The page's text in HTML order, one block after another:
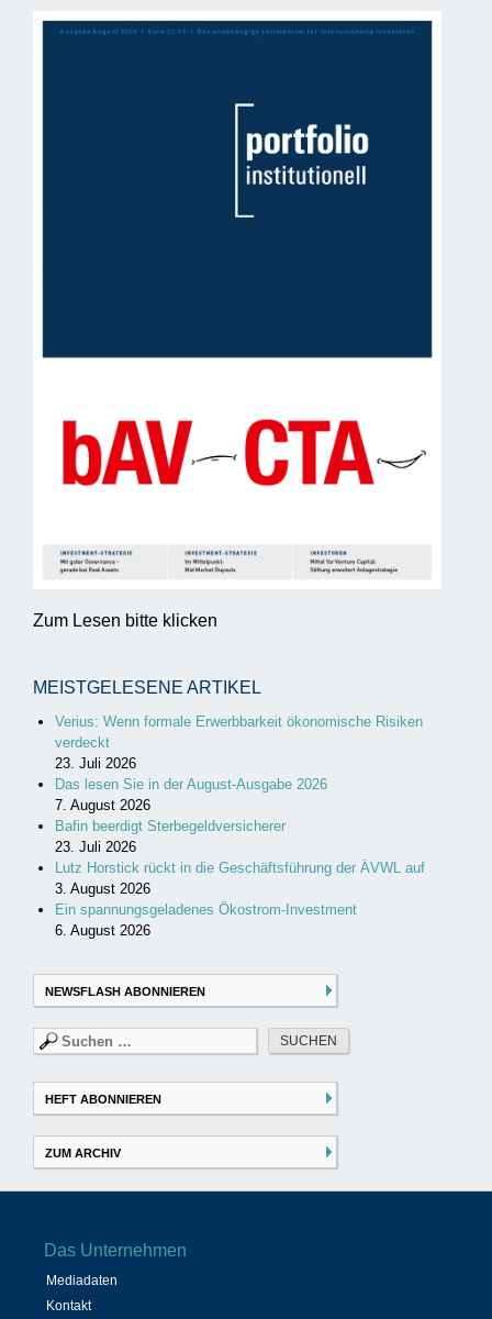
Zum Lesen bitte klicken
MEISTGELESENE ARTIKEL
Verius: Wenn formale Erwerbbarkeit ökonomische Risiken
verdeckt
23. Juli 2026
Das lesen Sie in der August-Ausgabe 2026
7. August 2026
Bafin beerdigt Sterbegeldversicherer
23. Juli 2026
Lutz Horstick rückt in die Geschäftsführung der ÄVWL auf
3. August 2026
Ein spannungsgeladenes Ökostrom-Investment
6. August 2026
NEWSFLASH ABONNIEREN
Suchen
nach:
HEFT ABONNIEREN
ZUM ARCHIV
Das Unternehmen
Mediadaten
Kontakt